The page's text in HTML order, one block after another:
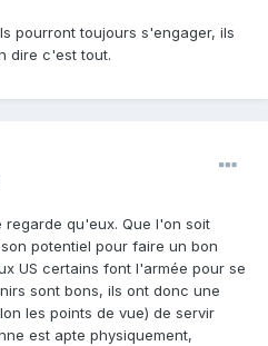
pourront toujours s'engager, ils
dire c'est tout.
qu'eux. Que l'on soit
potentiel pour faire un bon
US certains font l'armée pour se
sont bons, ils ont donc une
les points de vue) de servir
est apte physiquement,